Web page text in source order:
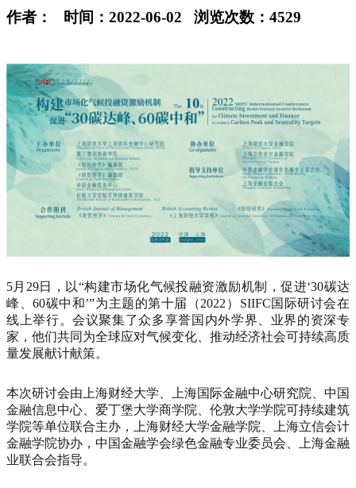
作者： 时间：2022-06-02 浏览次数：4529
5月29日，以“构建市场化气候投融资激励机制，促进‘30碳达
峰、60碳中和’”为主题的第十届（2022）SIIFC国际研讨会在
线上举行。会议聚集了众多享誉国内外学界、业界的资深专
家，他们共同为全球应对气候变化、推动经济社会可持续高质
量发展献计献策。
本次研讨会由上海财经大学、上海国际金融中心研究院、中国
金融信息中心、爱丁堡大学商学院、伦敦大学学院可持续建筑
学院等单位联合主办，上海财经大学金融学院、上海立信会计
金融学院协办，中国金融学会绿色金融专业委员会、上海金融
业联合会指导。